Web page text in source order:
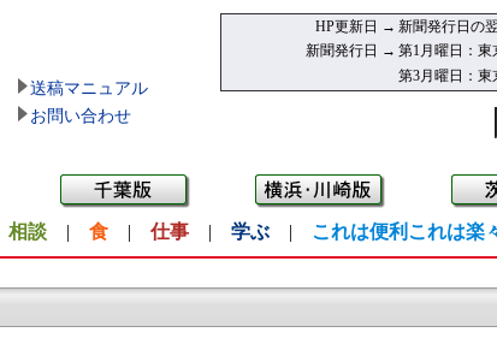
送稿マニュアル
お問い合わせ
HP更新日 → 新聞発行日の
新聞発行日 → 第1月曜日：
第3月曜日：東
相談 | 食 | 仕事 | 学ぶ | これは便利これは楽